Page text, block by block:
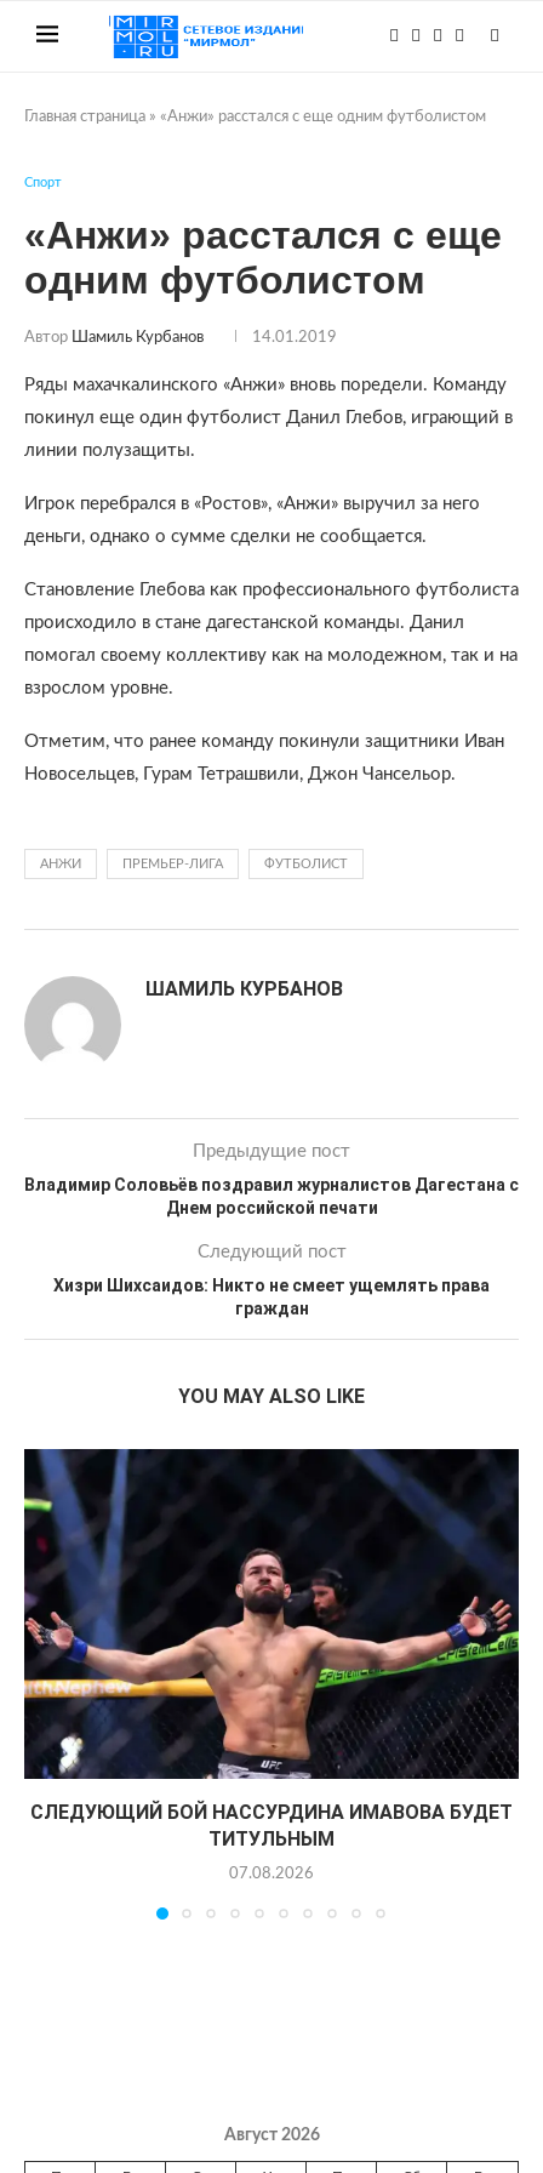
Главная страница » «Анжи» расстался с еще одним футболистом
Спорт
«Анжи» расстался с еще
одним футболистом
Автор Шамиль Курбанов 14.01.2019
Ряды махачкалинского «Анжи» вновь поредели. Команду
покинул еще один футболист Данил Глебов, играющий в
линии полузащиты.
Игрок перебрался в «Ростов», «Анжи» выручил за него
деньги, однако о сумме сделки не сообщается.
Становление Глебова как профессионального футболиста
происходило в стане дагестанской команды. Данил
помогал своему коллективу как на молодежном, так и на
взрослом уровне.
Отметим, что ранее команду покинули защитники Иван
Новосельцев, Гурам Тетрашвили, Джон Чансельор.
АНЖИ ПРЕМЬЕР-ЛИГА ФУТБОЛИСТ
ШАМИЛЬ КУРБАНОВ
Предыдущие пост
Владимир Соловьёв поздравил журналистов Дагестана с
Днем российской печати
Следующий пост
Хизри Шихсаидов: Никто не смеет ущемлять права
граждан
YOU MAY ALSO LIKE
СЛЕДУЮЩИЙ БОЙ НАССУРДИНА ИМАВОВА БУДЕТ
ТИТУЛЬНЫМ
07.08.2026
Август 2026